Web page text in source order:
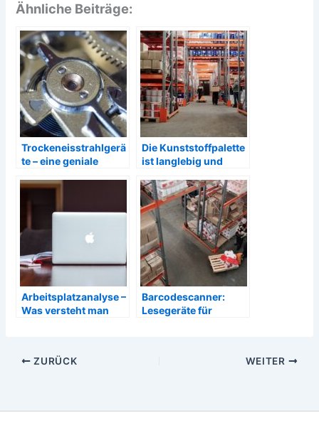
Ähnliche Beiträge:
Trockeneisstrahlgerä
te – eine geniale
Die Kunststoffpalette
ist langlebig und
Arbeitsplatzanalyse –
Was versteht man
Barcodescanner:
Lesegeräte für
ZURÜCK WEITER